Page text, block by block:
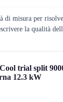
di misura per
la qualità
trial split
12.3 kW